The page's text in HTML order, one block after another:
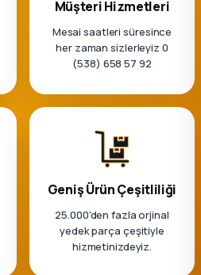
Müşteri Hizmetleri
Mesai saatleri süresince
her zaman sizlerleyiz 0
(538) 658 57 92
Geniş Ürün Çeşitliliği
25.000'den fazla orjinal
yedek parça çeşitiyle
hizmetinizdeyiz.